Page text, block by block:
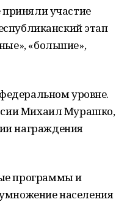
участие
этап
«большие»,
уровне.
Михаил Мурашко,
награждения
программы и
населения